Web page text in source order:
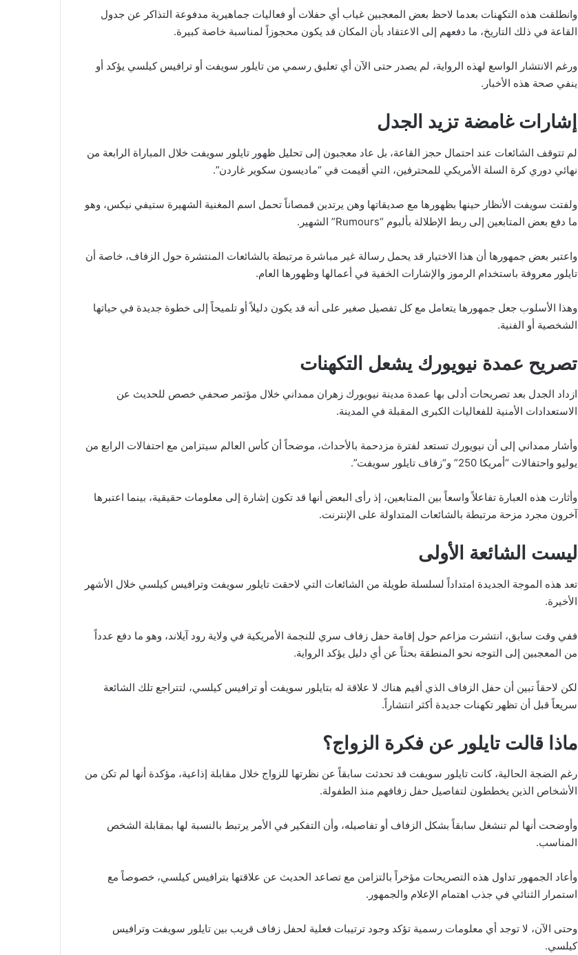
وانطلقت هذه التكهنات بعدما لاحظ بعض المعجبين غياب أي حفلات أو فعاليات جماهيرية مدفوعة التذاكر عن جدول
القاعة في ذلك التاريخ، ما دفعهم إلى الاعتقاد بأن المكان قد يكون محجوزاً لمناسبة خاصة كبيرة.
ورغم الانتشار الواسع لهذه الرواية، لم يصدر حتى الآن أي تعليق رسمي من تايلور سويفت أو ترافيس كيلسي يؤكد أو
ينفي صحة هذه الأخبار.
إشارات غامضة تزيد الجدل
لم تتوقف الشائعات عند احتمال حجز القاعة، بل عاد معجبون إلى تحليل ظهور تايلور سويفت خلال المباراة الرابعة من
نهائي دوري كرة السلة الأمريكي للمحترفين، التي أقيمت في “ماديسون سكوير غاردن”.
ولفتت سويفت الأنظار حينها بظهورها مع صديقاتها وهن يرتدين قمصاناً تحمل اسم المغنية الشهيرة ستيفي نيكس، وهو
ما دفع بعض المتابعين إلى ربط الإطلالة بألبوم “Rumours” الشهير.
واعتبر بعض جمهورها أن هذا الاختيار قد يحمل رسالة غير مباشرة مرتبطة بالشائعات المنتشرة حول الزفاف، خاصة أن
تايلور معروفة باستخدام الرموز والإشارات الخفية في أعمالها وظهورها العام.
وهذا الأسلوب جعل جمهورها يتعامل مع كل تفصيل صغير على أنه قد يكون دليلاً أو تلميحاً إلى خطوة جديدة في حياتها
الشخصية أو الفنية.
تصريح عمدة نيويورك يشعل التكهنات
ازداد الجدل بعد تصريحات أدلى بها عمدة مدينة نيويورك زهران ممداني خلال مؤتمر صحفي خصص للحديث عن
الاستعدادات الأمنية للفعاليات الكبرى المقبلة في المدينة.
وأشار ممداني إلى أن نيويورك تستعد لفترة مزدحمة بالأحداث، موضحاً أن كأس العالم سيتزامن مع احتفالات الرابع من
يوليو واحتفالات “أمريكا 250” و“زفاف تايلور سويفت”.
وأثارت هذه العبارة تفاعلاً واسعاً بين المتابعين، إذ رأى البعض أنها قد تكون إشارة إلى معلومات حقيقية، بينما اعتبرها
آخرون مجرد مزحة مرتبطة بالشائعات المتداولة على الإنترنت.
ليست الشائعة الأولى
تعد هذه الموجة الجديدة امتداداً لسلسلة طويلة من الشائعات التي لاحقت تايلور سويفت وترافيس كيلسي خلال الأشهر
الأخيرة.
ففي وقت سابق، انتشرت مزاعم حول إقامة حفل زفاف سري للنجمة الأمريكية في ولاية رود آيلاند، وهو ما دفع عدداً
من المعجبين إلى التوجه نحو المنطقة بحثاً عن أي دليل يؤكد الرواية.
لكن لاحقاً تبين أن حفل الزفاف الذي أقيم هناك لا علاقة له بتايلور سويفت أو ترافيس كيلسي، لتتراجع تلك الشائعة
سريعاً قبل أن تظهر تكهنات جديدة أكثر انتشاراً.
ماذا قالت تايلور عن فكرة الزواج؟
رغم الضجة الحالية، كانت تايلور سويفت قد تحدثت سابقاً عن نظرتها للزواج خلال مقابلة إذاعية، مؤكدة أنها لم تكن من
الأشخاص الذين يخططون لتفاصيل حفل زفافهم منذ الطفولة.
وأوضحت أنها لم تنشغل سابقاً بشكل الزفاف أو تفاصيله، وأن التفكير في الأمر يرتبط بالنسبة لها بمقابلة الشخص
المناسب.
وأعاد الجمهور تداول هذه التصريحات مؤخراً بالتزامن مع تصاعد الحديث عن علاقتها بترافيس كيلسي، خصوصاً مع
استمرار الثنائي في جذب اهتمام الإعلام والجمهور.
وحتى الآن، لا توجد أي معلومات رسمية تؤكد وجود ترتيبات فعلية لحفل زفاف قريب بين تايلور سويفت وترافيس
كيلسي.